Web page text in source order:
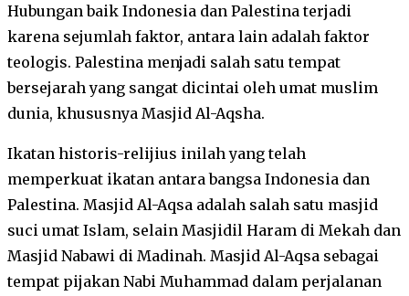
Hubungan baik Indonesia dan Palestina terjadi
karena sejumlah faktor, antara lain adalah faktor
teologis. Palestina menjadi salah satu tempat
bersejarah yang sangat dicintai oleh umat muslim
dunia, khususnya Masjid Al-Aqsha.
Ikatan historis-relijius inilah yang telah
memperkuat ikatan antara bangsa Indonesia dan
Palestina. Masjid Al-Aqsa adalah salah satu masjid
suci umat Islam, selain Masjidil Haram di Mekah dan
Masjid Nabawi di Madinah. Masjid Al-Aqsa sebagai
tempat pijakan Nabi Muhammad dalam perjalanan